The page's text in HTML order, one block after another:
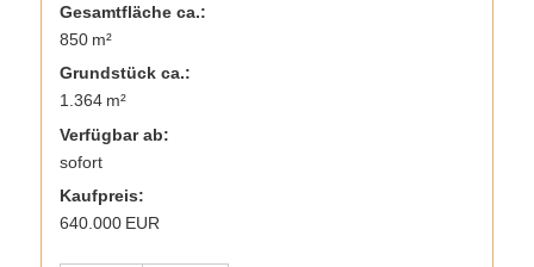
Gesamtfläche ca.:
850 m²
Grund­stück ca.:
1.364 m²
Verfügbar ab:
sofort
Kaufpreis:
640.000 EUR